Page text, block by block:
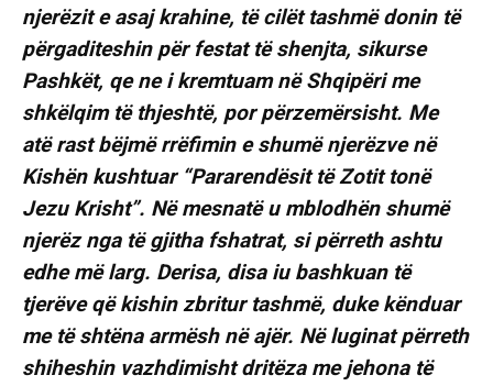
njerëzit e asaj krahine, të cilët tashmë donin të
përgaditeshin për festat të shenjta, sikurse
Pashkët, qe ne i kremtuam në Shqipëri me
shkëlqim të thjeshtë, por përzemërsisht. Me
atë rast bëjmë rrëfimin e shumë njerëzve në
Kishën kushtuar “Pararendësit të Zotit tonë
Jezu Krisht”. Në mesnatë u mblodhën shumë
njerëz nga të gjitha fshatrat, si përreth ashtu
edhe më larg. Derisa, disa iu bashkuan të
tjerëve që kishin zbritur tashmë, duke kënduar
me të shtëna armësh në ajër. Në luginat përreth
shiheshin vazhdimisht dritëza me jehona të